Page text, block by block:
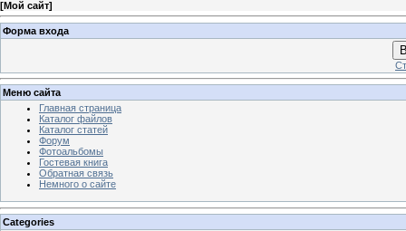
[Мой сайт]
Форма входа
Меню сайта
Главная страница
Каталог файлов
Каталог статей
Форум
Фотоальбомы
Гостевая книга
Обратная связь
Немного о сайте
Categories